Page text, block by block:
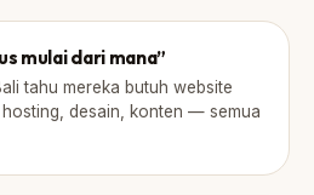
mulai dari mana”
tahu mereka butuh website
desain, konten — semua